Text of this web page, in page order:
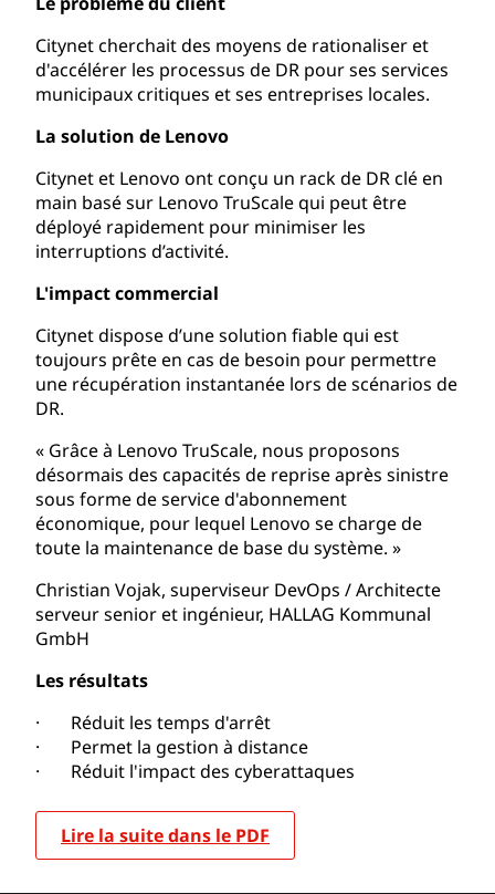
Citynet cherchait des moyens de rationaliser et
d'accélérer les processus de DR pour ses services
municipaux critiques et ses entreprises locales.
La solution de Lenovo
Citynet et Lenovo ont conçu un rack de DR clé en
main basé sur Lenovo TruScale qui peut être
déployé rapidement pour minimiser les
interruptions d’activité.
L'impact commercial
Citynet dispose d’une solution fiable qui est
toujours prête en cas de besoin pour permettre
une récupération instantanée lors de scénarios de
DR.
« Grâce à Lenovo TruScale, nous proposons
désormais des capacités de reprise après sinistre
sous forme de service d'abonnement
économique, pour lequel Lenovo se charge de
toute la maintenance de base du système. »
Christian Vojak, superviseur DevOps / Architecte
serveur senior et ingénieur, HALLAG Kommunal
GmbH
Les résultats
· Réduit les temps d'arrêt
· Permet la gestion à distance
· Réduit l'impact des cyberattaques
Lire la suite dans le PDF